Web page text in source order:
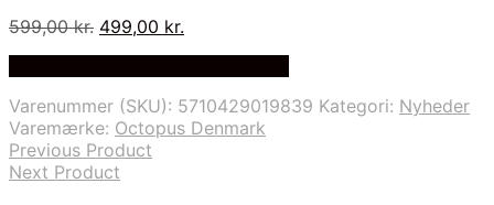
599,00kr. Den
599,00 kr..
499,00 kr.
499,00 kr..
Varenummer (SKU): 5710429019839 Kategori: Nyheder
Varemærke: Octopus Denmark
Previous Product
Next Product